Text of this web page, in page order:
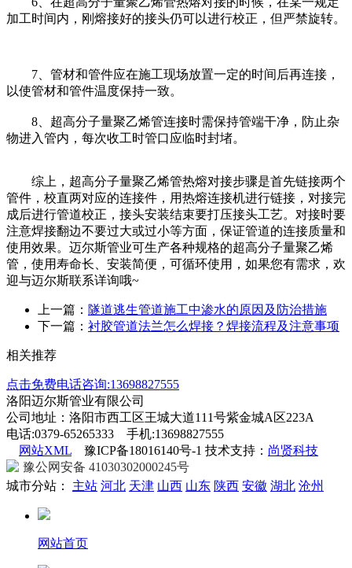
加工时间内，刚熔接好的接头仍可以进行校正，但严禁旋转。
7、管材和管件应在施工现场放置一定的时间后再连接，
以使管材和管件温度保持一致。
8、超高分子量聚乙烯管连接时需保持管端干净，防止杂
物进入管内，每次收工时管口应临时封堵。
综上，超高分子量聚乙烯管热熔对接步骤是首先链接两个
管件，校直两对应的连接件，用热熔连接机进行链接，对接完
成后进行管道校正，接头安装结束要打压接头工艺。对接时要
注意焊接翻边不要过大或过小等方面，保证管道的连接质量和
使用效果。迈尔斯管业可生产各种规格的超高分子量聚乙烯
管，使用寿命长、安装简便，可循环使用，如果您有需求，欢
迎与迈尔斯联系详询哦~
上一篇： 隧道逃生管道施工中渗水的原因及防治措施
下一篇： 衬胶管道法兰怎么焊接？焊接流程及注意事项
相关推荐
点击免费电话咨询:13698827555
洛阳迈尔斯管业有限公司
公司地址：洛阳市西工区王城大道111号紫金城A区223A
电话:0379-65265333 手机:13698827555
网站XML 豫ICP备18016140号-1 技术支持： 尚贤科技
豫公网安备 41030302000245号
城市分站：
主站 河北 天津 山西 山东 陕西 安徽 湖北 沧州
网站首页